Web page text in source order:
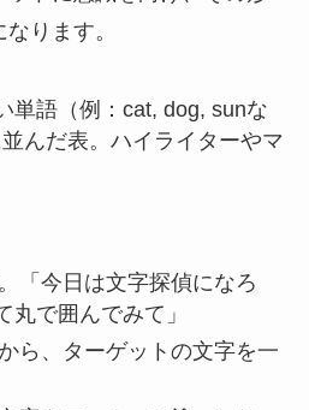
ります。
単語（例：cat, dog, sunな
んだ表。ハイライターやマ
「今日は文字探偵になろ
丸で囲んでみて」
ら、ターゲットの文字を一